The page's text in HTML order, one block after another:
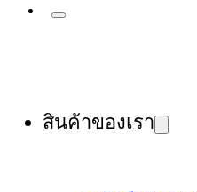
สินค้าของเรา